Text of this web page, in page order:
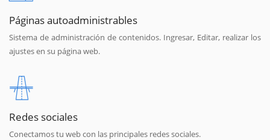
Páginas autoadministrables
Sistema de administración de contenidos. Ingresar, Editar, realizar los
ajustes en su página web.
Redes sociales
Conectamos tu web con las principales redes sociales.